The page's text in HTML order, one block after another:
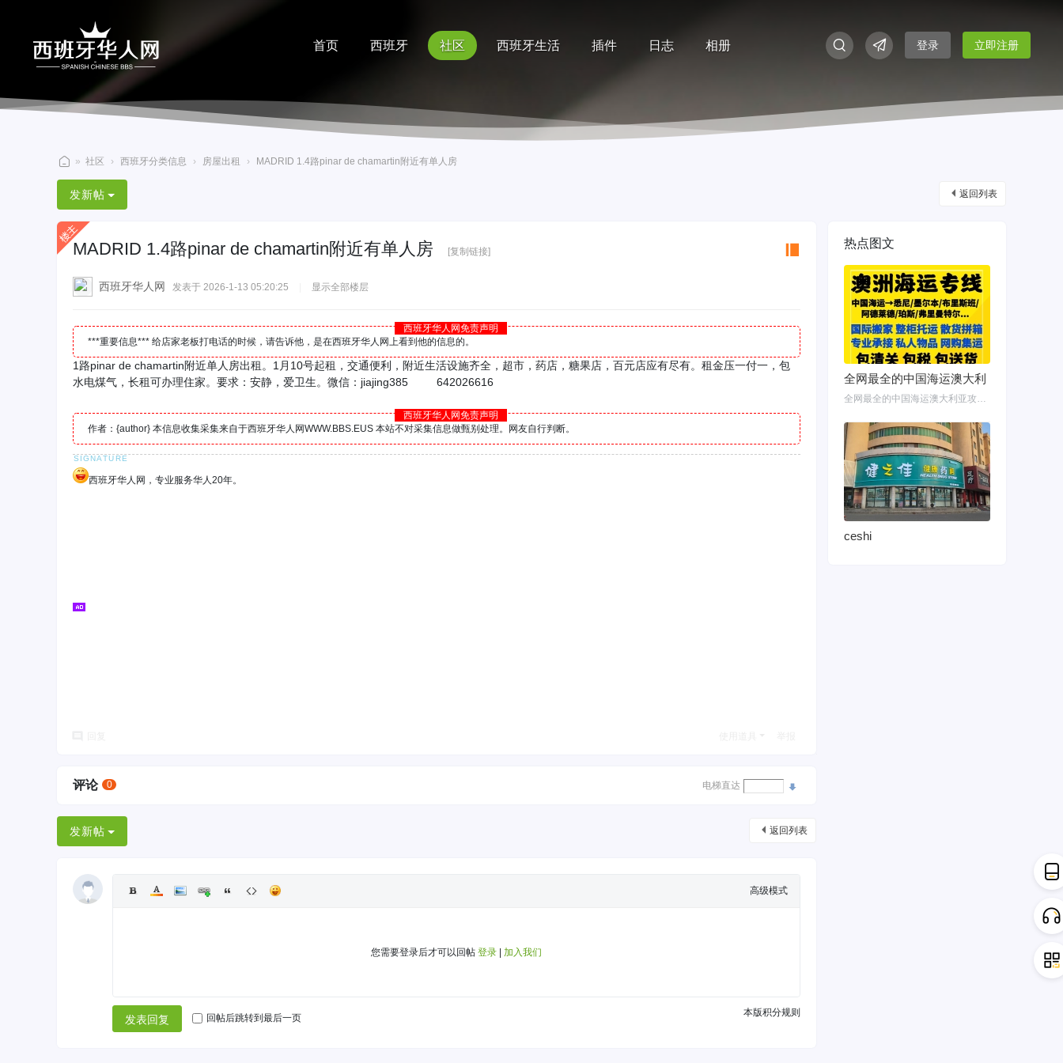
首页 西班牙 社区 西班牙生活 插件 日志 相册 登录 立即注册
西
班
牙
华
» 社区 › 西班牙分类信息 › 房屋出租 › MADRID 1.4路pinar de chamartin附近有单人房
返回列表
发新帖
MADRID 1.4路pinar de chamartin附近有单人房 [复制链接]
西班牙华人网 发表于 2026-1-13 05:20:25 显示全部楼层
西班牙华人网免责声明
***重要信息*** 给店家老板打电话的时候，请告诉他，是在西班牙华人网上看到他的信息的。
1路pinar de chamartin附近单人房出租。1月10号起租，交通便利，附近生活设施齐全，超市，药店，糖果店，百元店应有尽有。租金压一付一，包
水电煤气，长租可办理住家。要求：安静，爱卫生。微信：jiajing385 642026616
西班牙华人网免责声明
作者：{author} 本信息收集采集来自于西班牙华人网WWW.BBS.EUS 本站不对采集信息做甄别处理。网友自行判断。
西班牙华人网，专业服务华人20年。
评论 0 电梯直达
返回列表
发新帖
高级模式
您需要登录后才可以回帖 登录 加入我们
本版积分规则
发表回复 回帖后跳转到最后一页
热点图文
全网最全的中国海运澳大利
全网最全的中国海运澳大利亚攻略！细说如何把家具转运悉尼墨尔本布里斯班 国内网购
ceshi